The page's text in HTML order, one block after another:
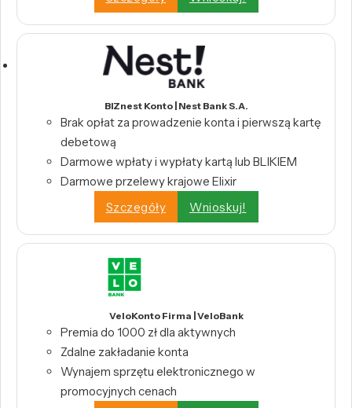
BIZnest Konto | Nest Bank S.A.
Brak opłat za prowadzenie konta i pierwszą kartę
debetową
Darmowe wpłaty i wypłaty kartą lub BLIKIEM
Darmowe przelewy krajowe Elixir
Szczegóły
Wnioskuj!
VeloKonto Firma | VeloBank
Premia do 1000 zł dla aktywnych
Zdalne zakładanie konta
Wynajem sprzętu elektronicznego w
promocyjnych cenach